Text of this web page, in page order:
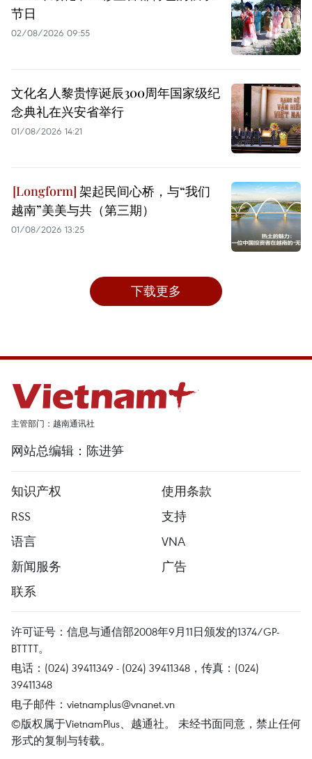
节日
02/08/2026 09:55
文化名人黎贵惇诞辰300周年国家级纪
念典礼在兴安省举行
01/08/2026 14:21
架起民间心桥，与“我们
越南”美美与共（第三期）
01/08/2026 13:25
下载更多
主管部门：越南通讯社
网站总编辑：陈进笋
知识产权
使用条款
RSS
支持
语言
VNA
新闻服务
广告
联系
许可证号：信息与通信部2008年9月11日颁发的1374/GP-
BTTTT。
电话：(024) 39411349 - (024) 39411348，传真：(024)
39411348
电子邮件： vietnamplus@vnanet.vn
©版权属于VietnamPlus、越通社。 未经书面同意，禁止任何
形式的复制与转载。